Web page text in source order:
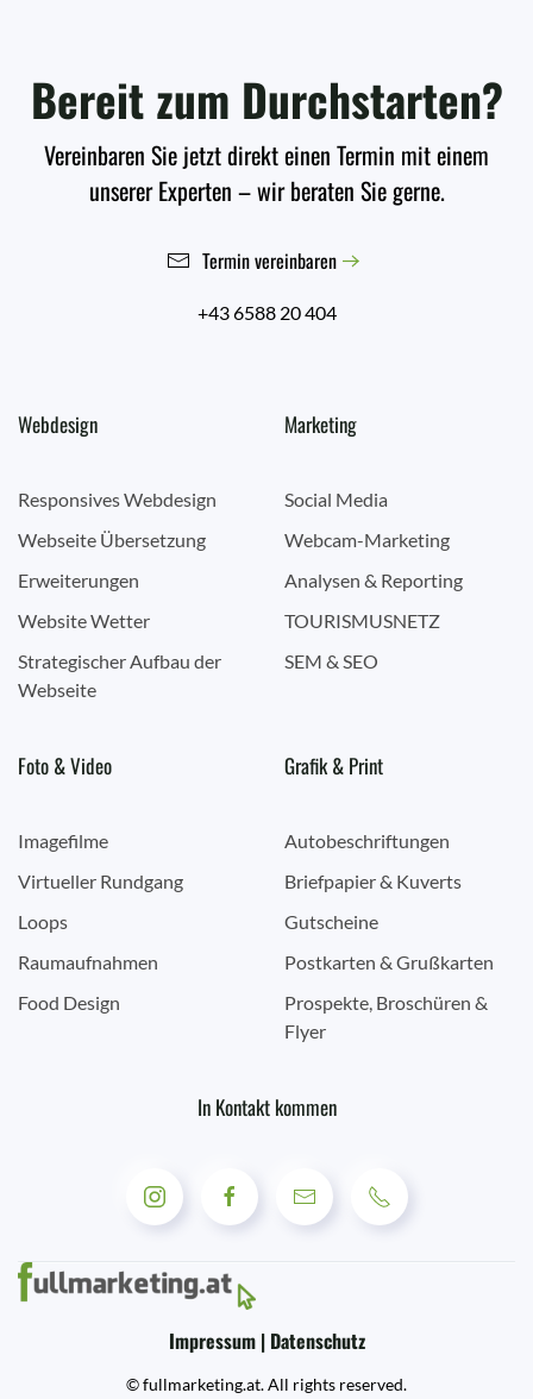
Bereit zum Durchstarten?
Vereinbaren Sie jetzt direkt einen Termin mit einem
unserer Experten – wir beraten Sie gerne.
Termin vereinbaren
+43 6588 20 404
Webdesign
Responsives Webdesign
Webseite Übersetzung
Erweiterungen
Website Wetter
Strategischer Aufbau der
Webseite
Marketing
Social Media
Webcam-Marketing
Analysen & Reporting
TOURISMUSNETZ
SEM & SEO
Foto & Video
Imagefilme
Virtueller Rundgang
Loops
Raumaufnahmen
Food Design
Grafik & Print
Autobeschriftungen
Briefpapier & Kuverts
Gutscheine
Postkarten & Grußkarten
Prospekte, Broschüren &
Flyer
In Kontakt kommen
Impressum | Datenschutz
© fullmarketing.at. All rights reserved.